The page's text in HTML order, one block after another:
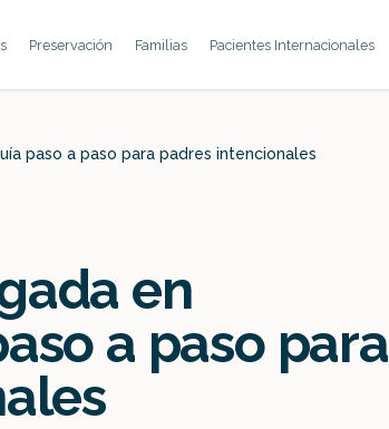
Preservación Familias Pacientes Internacionales
paso a paso para padres intencionales
en
a paso para